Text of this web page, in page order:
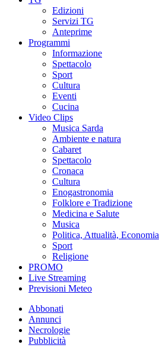
Edizioni
Servizi TG
Anteprime
Programmi
Informazione
Spettacolo
Sport
Cultura
Eventi
Cucina
Video Clips
Musica Sarda
Ambiente e natura
Cabaret
Spettacolo
Cronaca
Cultura
Enogastronomia
Folklore e Tradizione
Medicina e Salute
Musica
Politica, Attualità, Economia
Sport
Religione
PROMO
Live Streaming
Previsioni Meteo
Abbonati
Annunci
Necrologie
Pubblicità